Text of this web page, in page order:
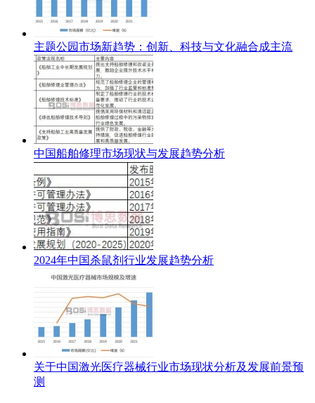
主题公园市场新趋势：创新、科技与文化融合成主流
中国船舶修理市场现状与发展趋势分析
2024年中国杀鼠剂行业发展趋势分析
关于中国激光医疗器械行业市场现状分析及发展前景预
测